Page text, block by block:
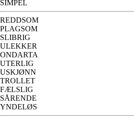
SIMPEL
REDDSOM
PLAGSOM
SLIBRIG
ULEKKER
ONDARTA
UTERLIG
USKJØNN
TROLLET
FÆLSLIG
SÅRENDE
YNDELØS